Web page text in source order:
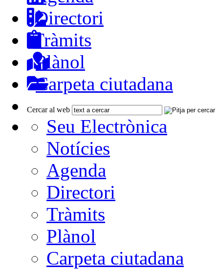
Directori
Tràmits
Plànol
Carpeta ciutadana
Cercar al web
Seu Electrònica
Notícies
Agenda
Directori
Tràmits
Plànol
Carpeta ciutadana